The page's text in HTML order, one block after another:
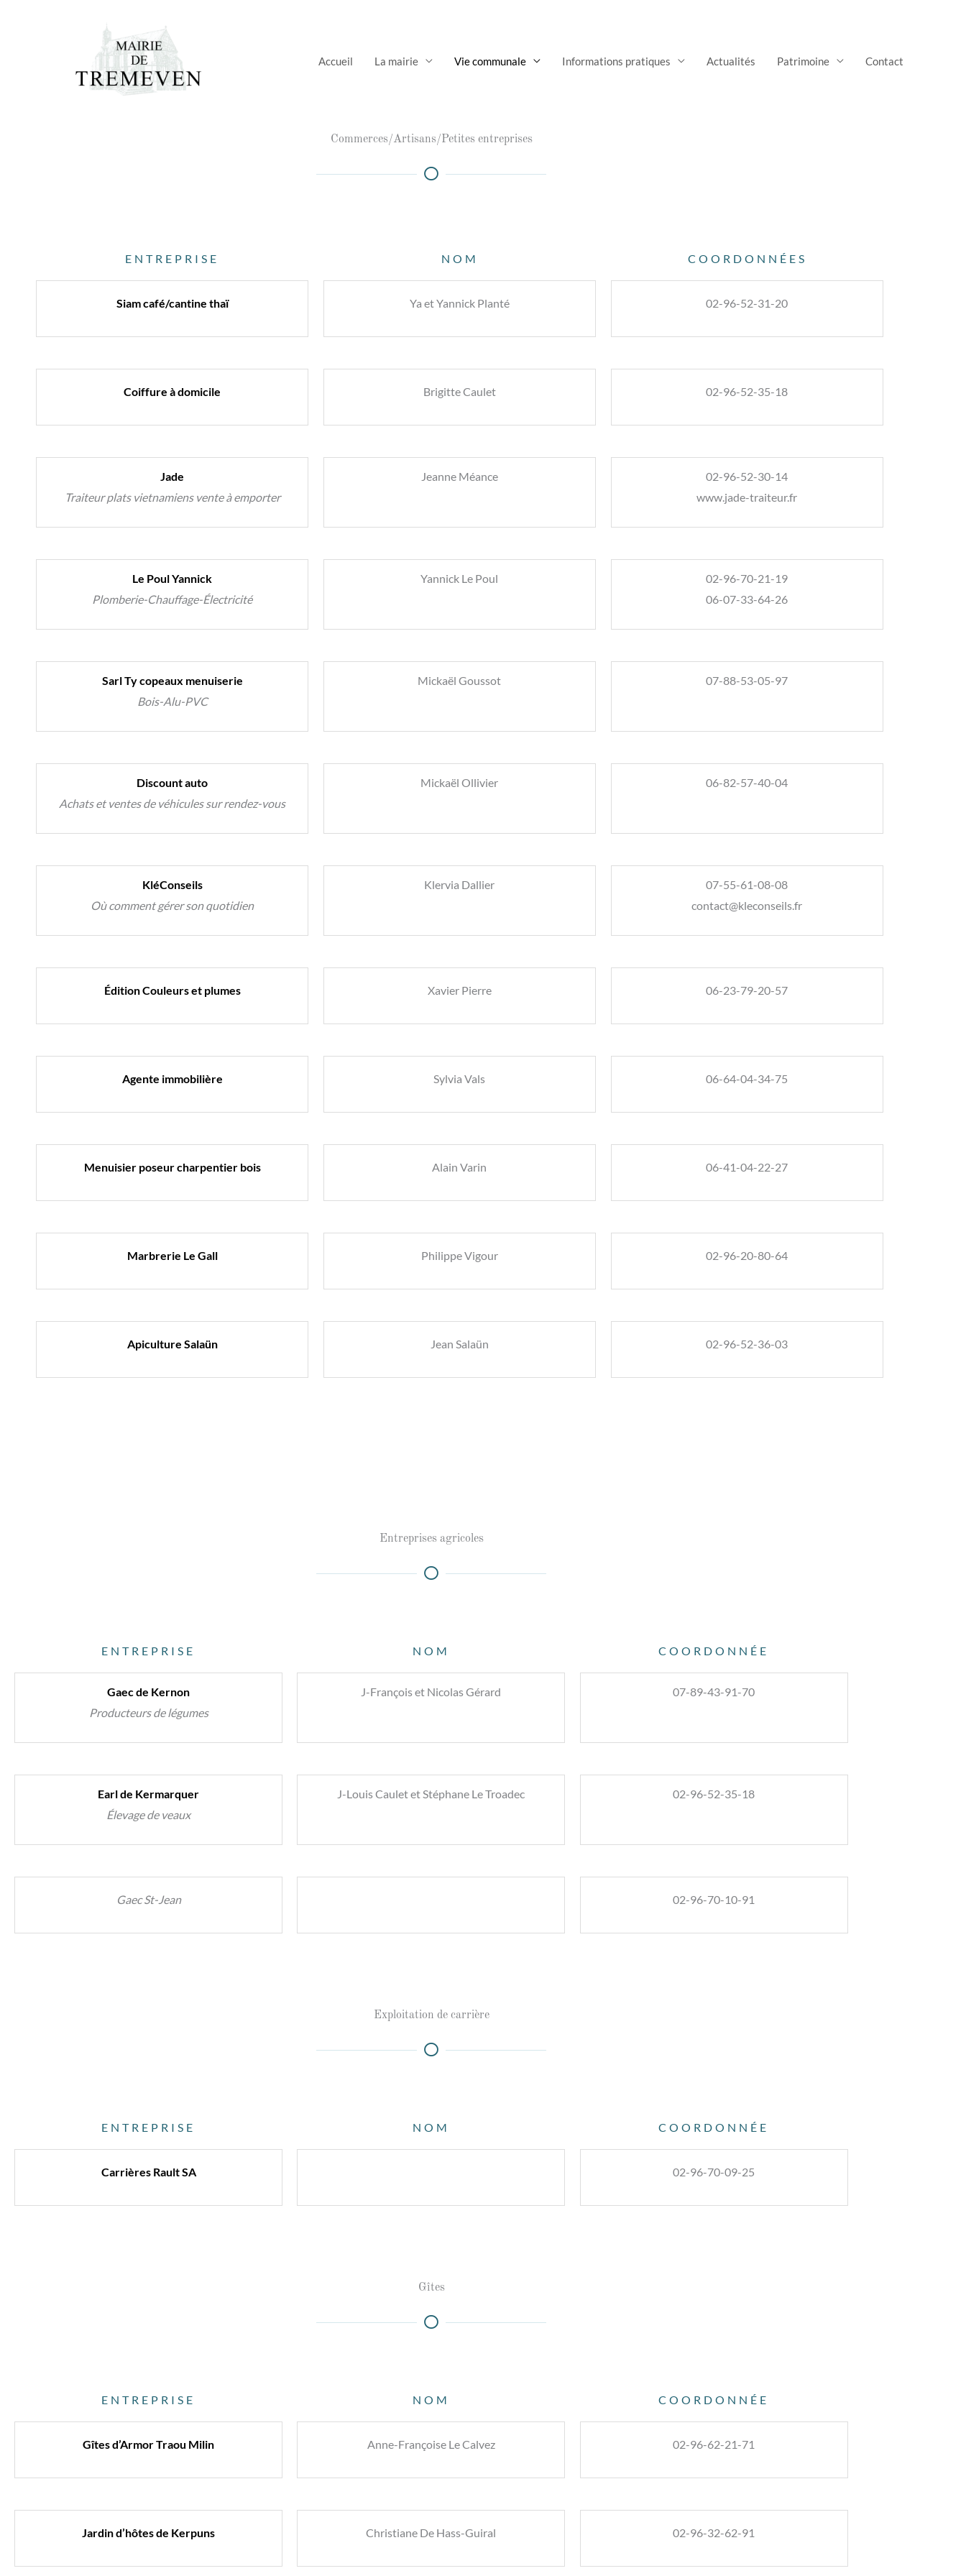
Accueil La mairie Vie communale Informations pratiques Actualités Patrimoine Contact
Commerces/Artisans/Petites entreprises
ENTREPRISE NOM COORDONNÉES
Siam café/cantine thaï
Coiffure à domicile
Jade
Traiteur plats vietnamiens vente à emporter
Le Poul Yannick
Plomberie-Chauffage-Électricité
Sarl Ty copeaux menuiserie
Bois-Alu-PVC
Discount auto
Achats et ventes de véhicules sur rendez-vous
KléConseils
Où comment gérer son quotidien
Édition Couleurs et plumes
Agente immobilière
Menuisier poseurcharpentier bois
Marbrerie Le Gall
Apiculture Salaün
Ya et Yannick Planté
Brigitte Caulet
Jeanne Méance
Yannick Le Poul
Mickaël Goussot
Mickaël Ollivier
Klervia Dallier
Xavier Pierre
Sylvia Vals
Alain Varin
Philippe Vigour
Jean Salaün
02-96-52-31-20
02-96-52-35-18
02-96-52-30-14
www.jade-traiteur.fr
02-96-70-21-19
06-07-33-64-26
07-88-53-05-97
06-82-57-40-04
07-55-61-08-08
contact@kleconseils.fr
06-23-79-20-57
06-64-04-34-75
06-41-04-22-27
02-96-20-80-64
02-96-52-36-03
Entreprises agricoles
ENTREPRISE NOM COORDONNÉE
Gaec de Kernon
Producteurs de légumes
Earl de Kermarquer
Élevage de veaux
Gaec St-Jean
J-François et Nicolas Gérard
J-Louis Caulet et Stéphane Le Troadec
07-89-43-91-70
02-96-52-35-18
02-96-70-10-91
Exploitation de carrière
ENTREPRISE NOM COORDONNÉE
Carrières Rault SA 02-96-70-09-25
Gîtes
ENTREPRISE NOM COORDONNÉE
Gîtes d’Armor Traou Milin
Jardin d’hôtes de Kerpuns
Anne-Françoise Le Calvez
Christiane De Hass-Guiral
02-96-62-21-71
02-96-32-62-91